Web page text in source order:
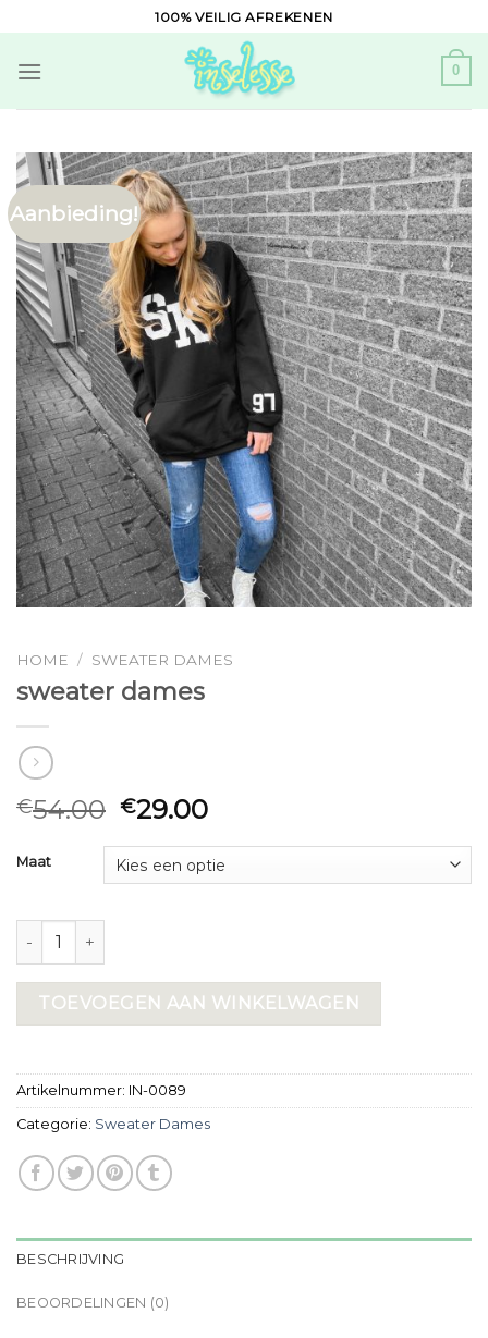
to
content
100% VEILIG AFREKENEN
0
Aanbieding!
HOME / SWEATER DAMES
sweater dames
€54.00 €29.00
Maat
sweater dames aantal
TOEVOEGEN AAN WINKELWAGEN
Artikelnummer: IN-0089
Categorie: Sweater Dames
BESCHRIJVING
BEOORDELINGEN (0)